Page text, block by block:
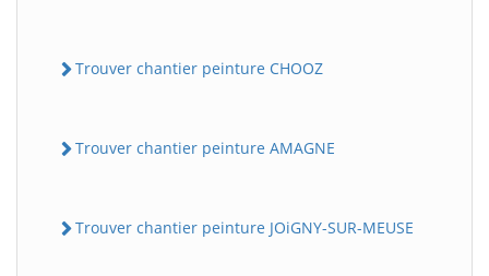
Trouver chantier peinture CHOOZ
Trouver chantier peinture AMAGNE
Trouver chantier peinture JOiGNY-SUR-MEUSE